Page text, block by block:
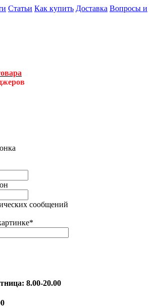
Статьи Как купить Доставка Вопросы и
сообщений
*
8.00-20.00